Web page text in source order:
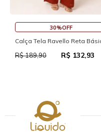
30%OFF
Calça Tela Ravello Reta
R$ 189,90 R$ 132,93